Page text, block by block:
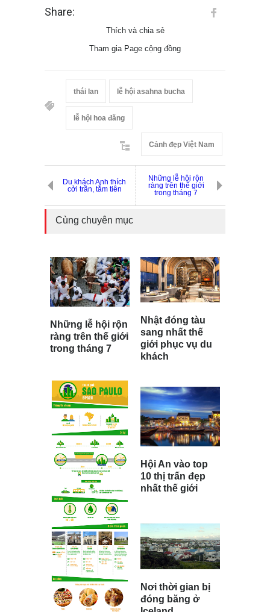
Share:
Thích và chia sẻ
Tham gia Page cộng đồng
thái lan lễ hội asahna bucha
lễ hội hoa đăng
Cảnh đẹp Việt Nam
Du khách Anh thích
cởi trần, tắm tiên
Những lễ hội rộn
ràng trên thế giới
trong tháng 7
Cùng chuyên mục
Những lễ hội rộn
ràng trên thế giới
trong tháng 7
Nhật đóng tàu
sang nhất thế
giới phục vụ du
khách
Hội An vào top
10 thị trấn đẹp
nhất thế giới
Nơi thời gian bị
đóng băng ở